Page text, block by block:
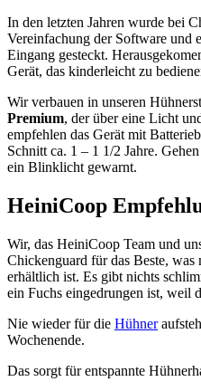
In den letzten Jahren wurde bei
Vereinfachung der Software und
Eingang gesteckt.
Gerät, das kinderleicht zu
Wir verbauen in unseren
Premium, der über eine Licht
empfehlen das Gerät mit
Schnitt ca. 1 – 1 1/2 Jahre.
ein Blinklicht gewarnt.
HeiniCoop
Wir, das HeiniCoop Team und
Chickenguard für das Beste,
erhältlich ist. Es gibt nichts
ein Fuchs eingedrungen ist, weil
Nie wieder für die Hühner
Wochenende.
Das sorgt für entspannte